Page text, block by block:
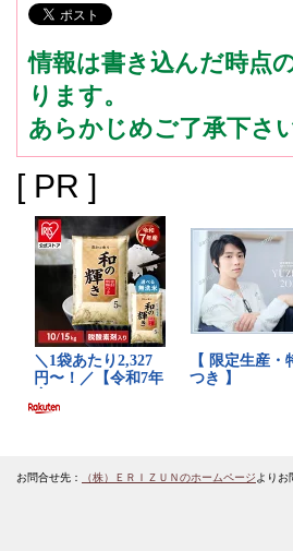
情報は書き込んだ時点
ります。
あらかじめご了承下さい
[ PR ]
お問合せ先： （株）ＥＲＩＺＵＮのホームページよりお